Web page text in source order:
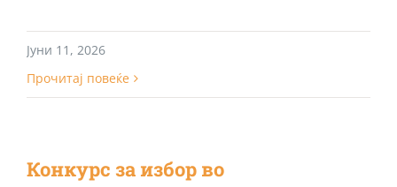
Јуни 11, 2026
Прочитај повеќе
Конкурс за избор во